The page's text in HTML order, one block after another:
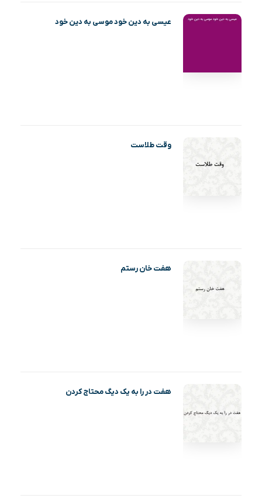
عیسی به دین خود موسی به دین خود
وقت طلاست
هفت خان رستم
هفت در را به یک دیگ محتاج کردن